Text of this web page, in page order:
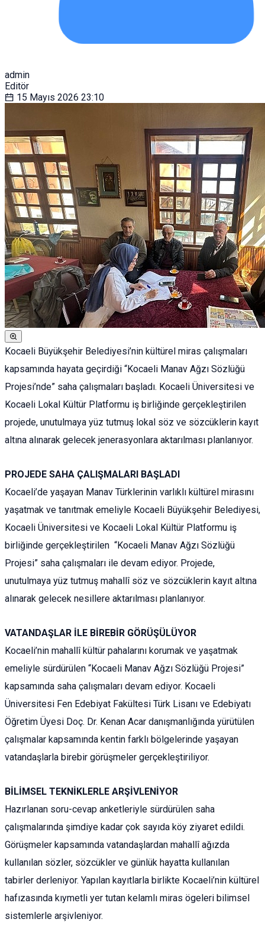
admin
Editör
15 Mayıs 2026 23:10
Kocaeli Büyükşehir Belediyesi’nin kültürel miras çalışmaları
kapsamında hayata geçirdiği “Kocaeli Manav Ağzı Sözlüğü
Projesi’nde” saha çalışmaları başladı. Kocaeli Üniversitesi ve
Kocaeli Lokal Kültür Platformu iş birliğinde gerçekleştirilen
projede, unutulmaya yüz tutmuş lokal söz ve sözcüklerin kayıt
altına alınarak gelecek jenerasyonlara aktarılması planlanıyor.
PROJEDE SAHA ÇALIŞMALARI BAŞLADI
Kocaeli’de yaşayan Manav Türklerinin varlıklı kültürel mirasını
yaşatmak ve tanıtmak emeliyle Kocaeli Büyükşehir Belediyesi,
Kocaeli Üniversitesi ve Kocaeli Lokal Kültür Platformu iş
birliğinde gerçekleştirilen “Kocaeli Manav Ağzı Sözlüğü
Projesi” saha çalışmaları ile devam ediyor. Projede,
unutulmaya yüz tutmuş mahallî söz ve sözcüklerin kayıt altına
alınarak gelecek nesillere aktarılması planlanıyor.
VATANDAŞLAR İLE BİREBİR GÖRÜŞÜLÜYOR
Kocaeli’nin mahallî kültür pahalarını korumak ve yaşatmak
emeliyle sürdürülen “Kocaeli Manav Ağzı Sözlüğü Projesi”
kapsamında saha çalışmaları devam ediyor. Kocaeli
Üniversitesi Fen Edebiyat Fakültesi Türk Lisanı ve Edebiyatı
Öğretim Üyesi Doç. Dr. Kenan Acar danışmanlığında yürütülen
çalışmalar kapsamında kentin farklı bölgelerinde yaşayan
vatandaşlarla birebir görüşmeler gerçekleştiriliyor.
BİLİMSEL TEKNİKLERLE ARŞİVLENİYOR
Hazırlanan soru-cevap anketleriyle sürdürülen saha
çalışmalarında şimdiye kadar çok sayıda köy ziyaret edildi.
Görüşmeler kapsamında vatandaşlardan mahallî ağızda
kullanılan sözler, sözcükler ve günlük hayatta kullanılan
tabirler derleniyor. Yapılan kayıtlarla birlikte Kocaeli’nin kültürel
hafızasında kıymetli yer tutan kelamlı miras ögeleri bilimsel
sistemlerle arşivleniyor.